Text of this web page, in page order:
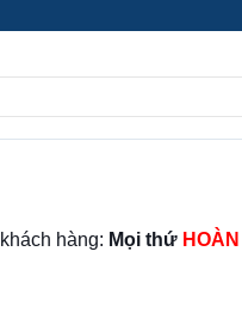
hàng: Mọi thứ